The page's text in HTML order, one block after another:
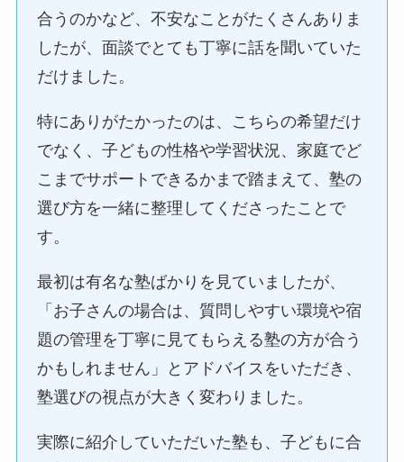
合うのかなど、不安なことがたくさんありま
したが、面談でとても丁寧に話を聞いていた
だけました。
特にありがたかったのは、こちらの希望だけ
でなく、子どもの性格や学習状況、家庭でど
こまでサポートできるかまで踏まえて、塾の
選び方を一緒に整理してくださったことで
す。
最初は有名な塾ばかりを見ていましたが、
「お子さんの場合は、質問しやすい環境や宿
題の管理を丁寧に見てもらえる塾の方が合う
かもしれません」とアドバイスをいただき、
塾選びの視点が大きく変わりました。
実際に紹介していただいた塾も、子どもに合